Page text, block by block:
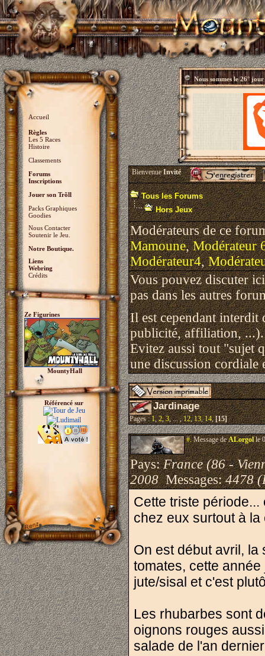
Accueil
Règles
Les 5 Races
Histoire
Classements
Forums
Inscriptions
Jouer son Trõll
Packs Graphiques
Goodies
Nous Contacter
Soutenir le Jeu.
Notre Boutique.
Liens
Webring
Crédits
Ze Figurines
MountyHall
Référencé sur
Nous sommes le26° jour
BienvenueInvité
Tous les Forums
Hors Jeux
Modérateurs de ce
Mamoune,Modérateur
Modérateur4,
Vous pouvez discuter
pas dans les autres
Il est cependant
publicité, affiliation, ...).
Evitez aussi tout "sujet
une discussion cordiale
Jardinage
Pages :1,2,3, ... ,12,13,14,[15]
#.Message deALorgolle
Pays:France (86 -
2008Messages:4478
Cette triste
chez eux surtout à la
On est début avril,
tomates, cette
jute/sisal et c'est
Les rhubarbes sont
oignons rouges
salade de l'an